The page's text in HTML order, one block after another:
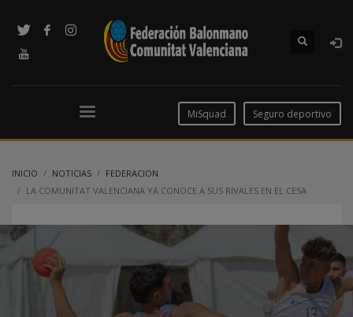
MiSquad Seguro deportivo
INICIO NOTICIAS
FEDERACION
LA COMUNITAT VALENCIANA YA CONOCE A SUS RIVALES EN EL CESA